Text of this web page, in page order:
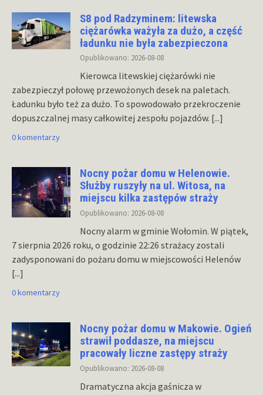
S8 pod Radzyminem: litewska
ciężarówka ważyła za dużo, a część
ładunku nie była zabezpieczona
Opublikowano: 2026-08-08
Kierowca litewskiej ciężarówki nie
zabezpieczył połowę przewożonych desek na paletach.
Ładunku było też za dużo. To spowodowało przekroczenie
dopuszczalnej masy całkowitej zespołu pojazdów. [...]
0 komentarzy
Nocny pożar domu w Helenowie.
Służby ruszyły na ul. Witosa, na
miejscu kilka zastępów straży
Opublikowano: 2026-08-08
Nocny alarm w gminie Wołomin. W piątek,
7 sierpnia 2026 roku, o godzinie 22:26 strażacy zostali
zadysponowani do pożaru domu w miejscowości Helenów
[...]
0 komentarzy
Nocny pożar domu w Makowie. Ogień
strawił poddasze, na miejscu
pracowały liczne zastępy straży
Opublikowano: 2026-08-08
Dramatyczna akcja gaśnicza w